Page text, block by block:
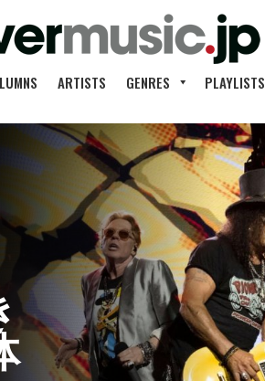
ARTISTS GENRES PLAYLISTS